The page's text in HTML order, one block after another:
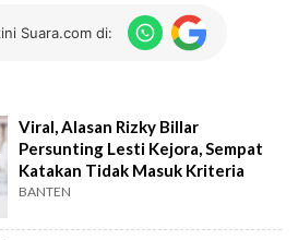
Suara.com di:
Viral, Alasan Rizky Billar
Persunting Lesti Kejora, Sempat
Katakan Tidak Masuk Kriteria
BANTEN